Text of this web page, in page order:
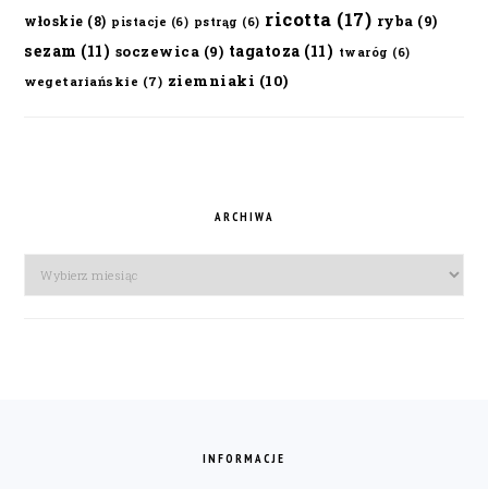
włoskie (8) pistacje (6) pstrąg (6) ricotta (17) ryba (9)
sezam (11) soczewica (9) tagatoza (11) twaróg (6)
wegetariańskie (7) ziemniaki (10)
ARCHIWA
Archiwa
INFORMACJE